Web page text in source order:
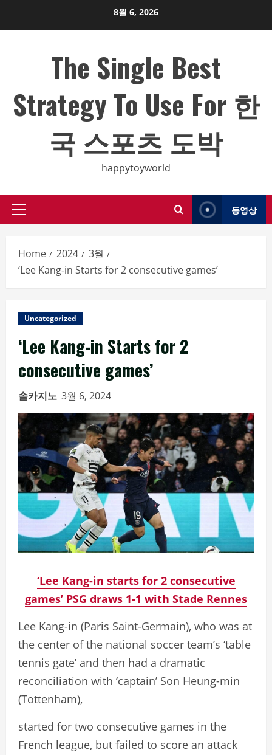
8월 6, 2026
The Single Best
Strategy To Use For 한
국 스포츠 도박
happytoyworld
Primary
동영상
Home 2024
3월
‘Lee Kang-in Starts for 2 consecutive games’
Uncategorized
‘Lee Kang-in Starts for 2
consecutive games’
솔카지노 3월 6, 2024
‘Lee Kang-in starts for 2 consecutive
games’ PSG draws 1-1 with Stade Rennes
Lee Kang-in (Paris Saint-Germain), who was at
the center of the national soccer team’s ‘table
tennis gate’ and then had a dramatic
reconciliation with ‘captain’ Son Heung-min
(Tottenham),
started for two consecutive games in the
French league, but failed to score an attack